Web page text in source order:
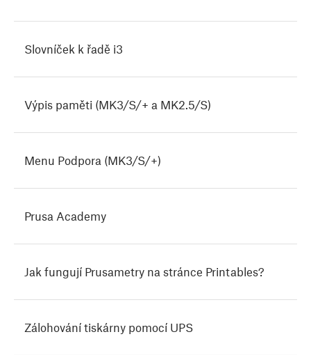
Slovníček k řadě i3
Výpis paměti (MK3/S/+ a MK2.5/S)
Menu Podpora (MK3/S/+)
Prusa Academy
Jak fungují Prusametry na stránce Printables?
Zálohování tiskárny pomocí UPS